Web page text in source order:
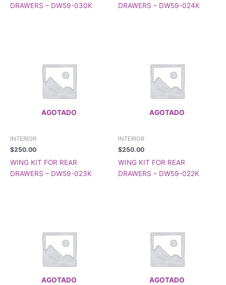
DRAWERS – DW59-030K DRAWERS – DW59-024K
AGOTADO
INTERIOR
$250.00
WING KIT FOR REAR
DRAWERS – DW59-023K
AGOTADO
INTERIOR
$250.00
WING KIT FOR REAR
DRAWERS – DW59-022K
AGOTADO AGOTADO